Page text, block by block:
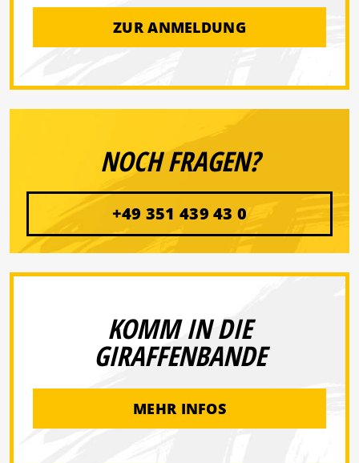
ZUR ANMELDUNG
NOCH FRAGEN?
+49 351 439 43 0
KOMM IN DIE
GIRAFFENBANDE
MEHR INFOS